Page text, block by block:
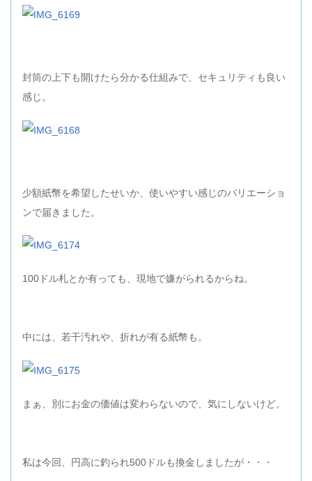
封筒の上下も開けたら分かる仕組みで、セキュリティも良い
感じ。
少額紙幣を希望したせいか、使いやすい感じのバリエーショ
ンで届きました。
100ドル札とか有っても、現地で嫌がられるからね。
中には、若干汚れや、折れが有る紙幣も。
まぁ、別にお金の価値は変わらないので、気にしないけど。
私は今回、円高に釣られ500ドルも換金しましたが・・・